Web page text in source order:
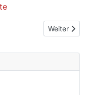
Nächster
Weiter